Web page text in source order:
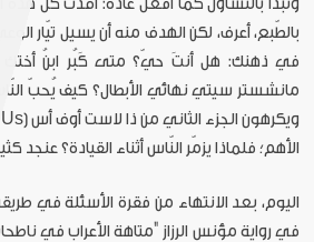
بالطّبع، أعرف، لكن الهدف منه أن يسيل تيّار
في ذهنك: هل أنتَ حيّ؟ متى كَبُر ابنُ أختك
الأهم؛ فلماذا يزمّر النّاس أثناء القيادة؟ عنجد
اليوم، بعد الانتهاء من فقرة الأسئلة في
في رواية مؤنس الرزاز "متاهة الأعراب في